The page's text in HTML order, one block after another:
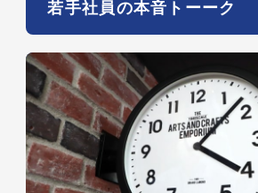
若手社員の本音トーーク